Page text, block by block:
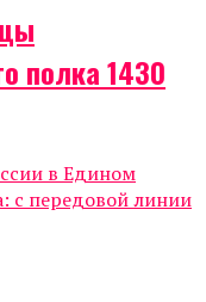
полка 1430
в Едином
с передовой линии